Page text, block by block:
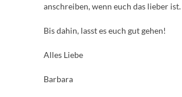
anschreiben, wenn euch das lieber ist.
Bis dahin, lasst es euch gut gehen!
Alles Liebe
Barbara